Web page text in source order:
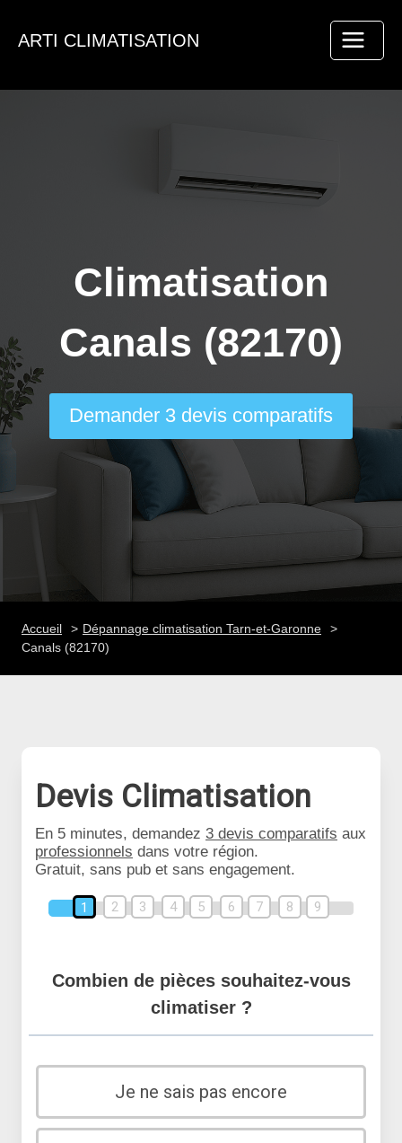
ARTI CLIMATISATION
Climatisation
Canals (82170)
Demander 3 devis comparatifs
Accueil
Dépannage climatisation Tarn-et-Garonne
Canals (82170)
Devis Climatisation
En 5 minutes, demandez 3 devis comparatifs aux
professionnels dans votre région.
Gratuit, sans pub et sans engagement.
1 2 3 4 5 6 7 8 9
Combien de pièces souhaitez-vous
climatiser ?
Je ne sais pas encore